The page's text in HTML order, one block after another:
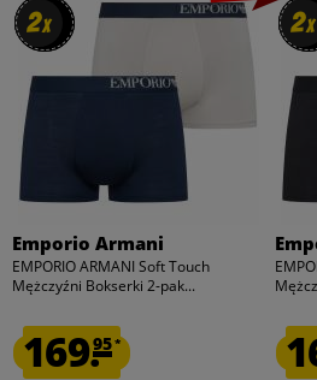
2x
2x
Emporio Armani
EMPORIO ARMANI Soft Touch
Mężczyźni Bokserki 2-pak...
169.95*
2x
2x